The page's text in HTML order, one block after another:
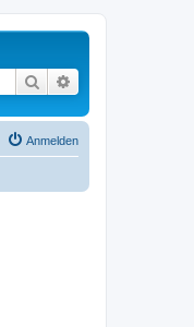
Suche
Anmelden